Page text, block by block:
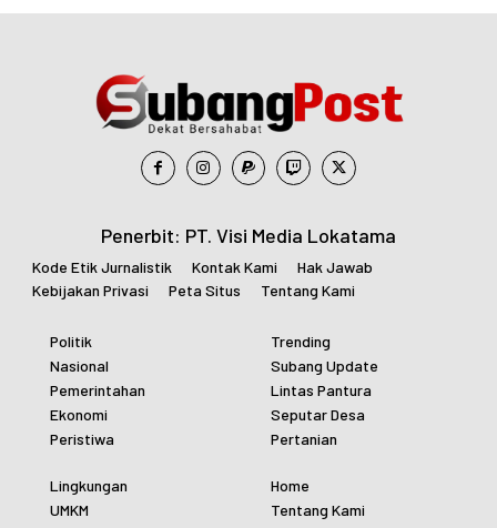
Penerbit: PT. Visi Media Lokatama
Kode Etik Jurnalistik Kontak Kami
Hak Jawab
Kebijakan Privasi
Peta Situs Tentang Kami
Politik
Nasional
Pemerintahan
Ekonomi
Peristiwa
Trending
Subang Update
Lintas Pantura
Seputar Desa
Pertanian
Lingkungan
UMKM
Home
Tentang Kami